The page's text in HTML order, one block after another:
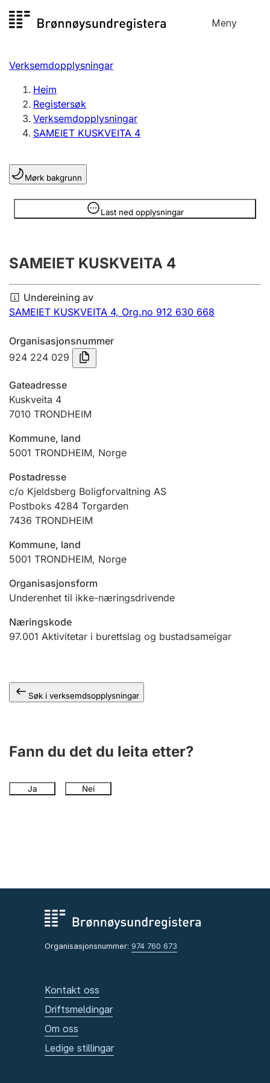
til
Meny
Registersøk
Aksjeselskap
Enkeltpersonføretak
Registrere, endre, slette
Lag og foreining
Registrere, endre, slette
Årsrekneskap
Innsending og forseinkingsgebyr
Tinglysing
Jeger
Betaling og jegeravgiftskort
Ektepaktrettleiaren
Andre tema
Verksemdopplysningar
Heim
Registersøk
Verksemdopplysningar
SAMEIET KUSKVEITA 4
Mørk bakgrunn
Last ned opplysningar
Opplysninger er skjult
SAMEIET KUSKVEITA 4
Undereining av
SAMEIET KUSKVEITA 4, Org.no 912 630 668
Organisasjonsnummer
924 224 029
Gateadresse
Kuskveita 4
7010 TRONDHEIM
Kommune, land
5001 TRONDHEIM, Norge
Postadresse
c/o Kjeldsberg Boligforvaltning AS
Postboks 4284 Torgarden
7436 TRONDHEIM
Kommune, land
5001 TRONDHEIM, Norge
Organisasjonsform
Underenhet til ikke-næringsdrivende
Næringskode
97.001 Aktivitetar i burettslag og bustadsameigar
Søk i verksemdsopplysningar
Fann du det du leita etter?
Ja Nei
Organisasjonsnummer: 974 760 673
Kontakt oss
Driftsmeldingar
Om oss
Ledige stillingar